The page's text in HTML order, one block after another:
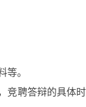
等。
聘答辩的具体